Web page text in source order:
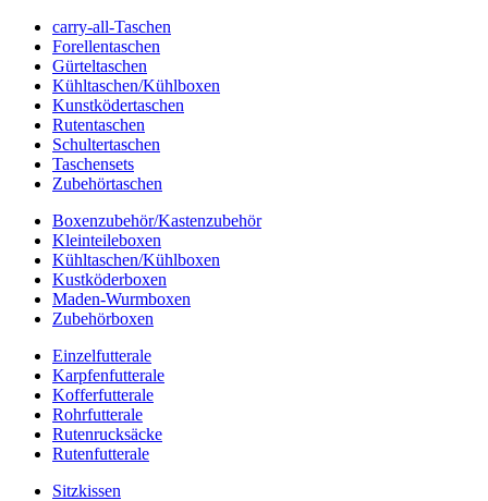
carry-all-Taschen
Forellentaschen
Gürteltaschen
Kühltaschen/Kühlboxen
Kunstködertaschen
Rutentaschen
Schultertaschen
Taschensets
Zubehörtaschen
Boxenzubehör/Kastenzubehör
Kleinteileboxen
Kühltaschen/Kühlboxen
Kustköderboxen
Maden-Wurmboxen
Zubehörboxen
Einzelfutterale
Karpfenfutterale
Kofferfutterale
Rohrfutterale
Rutenrucksäcke
Rutenfutterale
Sitzkissen